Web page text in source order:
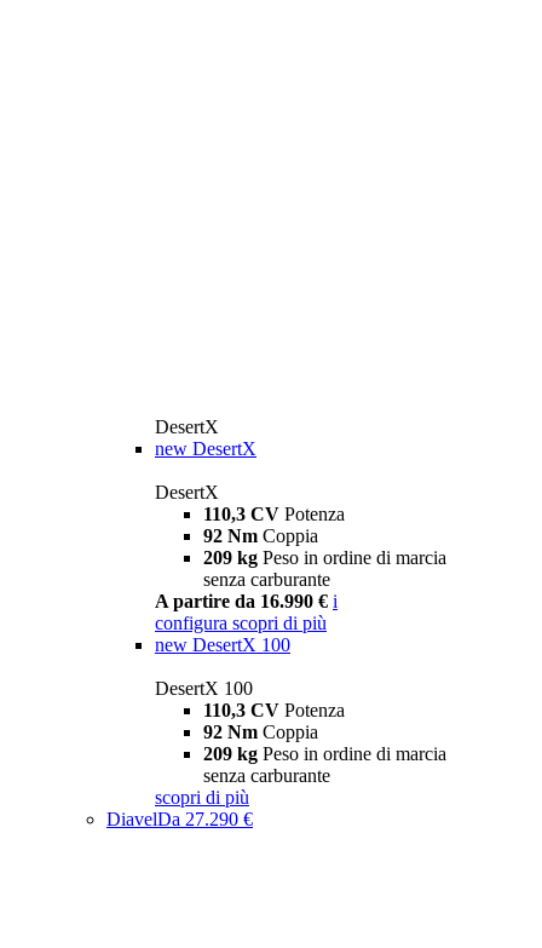
DesertX
new DesertX
DesertX
110,3 CV Potenza
92 Nm Coppia
209 kg Peso in ordine di marcia
senza carburante
A partire da 16.990 € i
configura scopri di più
new DesertX 100
DesertX 100
110,3 CV Potenza
92 Nm Coppia
209 kg Peso in ordine di marcia
senza carburante
scopri di più
DiavelDa 27.290 €